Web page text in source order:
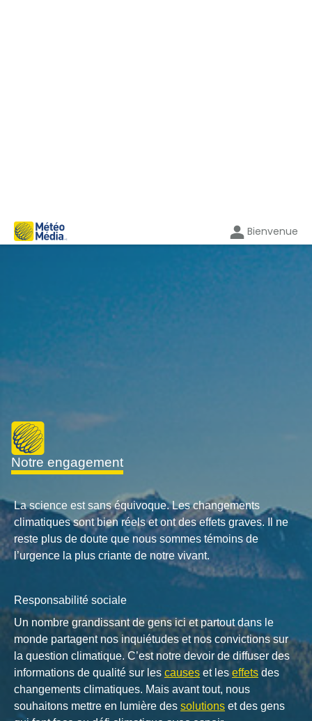
Bienvenue
notre engagement
La science est sans équivoque. Les changements
climatiques sont bien réels et ont des effets graves. Il ne
reste plus de doute que nous sommes témoins de
l’urgence la plus criante de notre vivant.
Responsabilité sociale
Un nombre grandissant de gens ici et partout dans le
monde partagent nos inquiétudes et nos convictions sur
la question climatique. C’est notre devoir de diffuser des
informations de qualité sur les causes et leseffets des
changements climatiques. Mais avant tout, nous
souhaitons mettre en lumière des solutions et des gens